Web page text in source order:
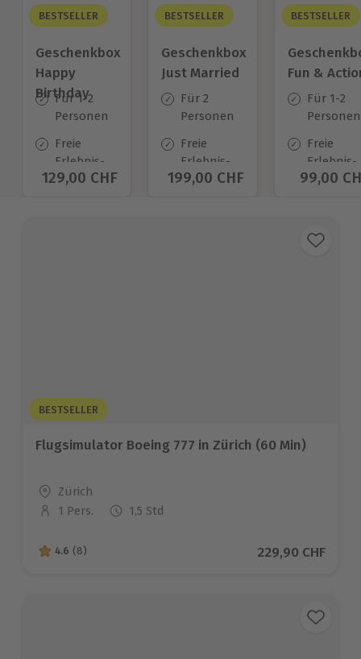
BESTSELLER
Geschenkbox
Happy
Birthday
Für 1-2
Personen
Freie
Erlebnis-
Auswahl
Aktueller Preis
129,00 CHF
BESTSELLER
Geschenkbox
Just Married
Für 2
Personen
Freie
Erlebnis-
Auswahl
Aktueller Preis
199,00 CHF
BESTSELLER
Fun &
Für 1-2
Personen
Freie
Erlebnis-
Auswahl
99,00
BESTSELLER
Flugsimulator Boeing 777 in Zürich (60 Min)
Standort
Zürich
Anzahl der Teilnehmer
1 Pers. 1,5 Std
4.6 von 5 Sternen basierend auf 8 Bewertungen
4.6 (8) Aktueller Preis
229,90 CHF